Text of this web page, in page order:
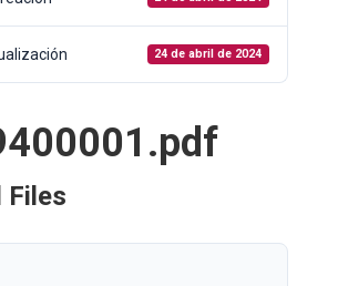
24 de abril de 2024
Files